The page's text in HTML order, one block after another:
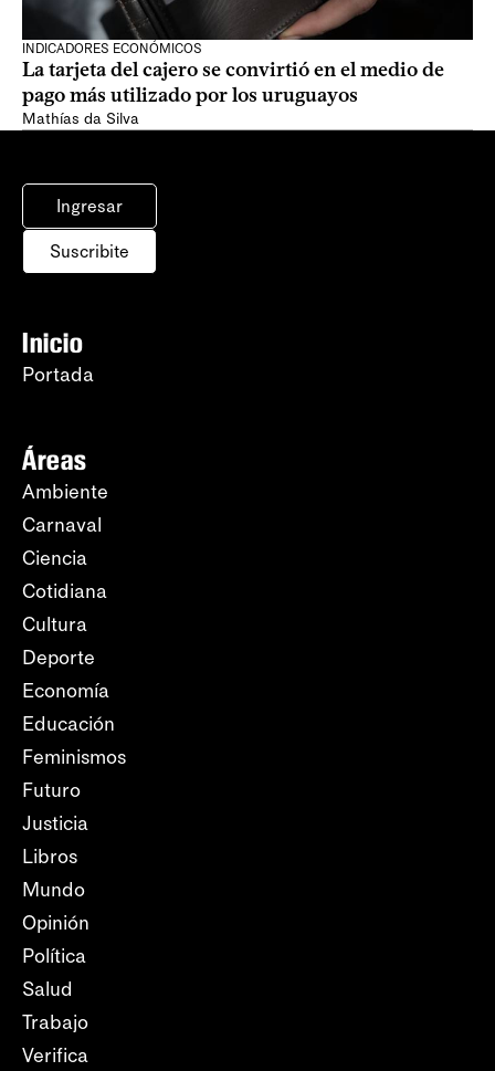
INDICADORES ECONÓMICOS
La tarjeta del cajero se convirtió en el medio de
pago más utilizado por los uruguayos
Mathías da Silva
Ingresar
Suscribite
Inicio
Portada
Áreas
Ambiente
Carnaval
Ciencia
Cotidiana
Cultura
Deporte
Economía
Educación
Feminismos
Futuro
Justicia
Libros
Mundo
Opinión
Política
Salud
Trabajo
Verifica